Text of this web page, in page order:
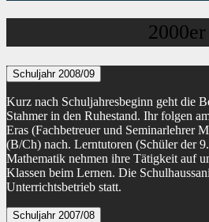
2000er
Schuljahr 2008/09
Kurz nach Schuljahresbeginn geht die
Stahmer in den Ruhestand. Ihr folgen
Eras (Fachbetreuer und Seminarlehrer
(B/Ch) nach. Lerntutoren (Schüler der
Mathematik nehmen ihre Tätigkeit auf
Klassen beim Lernen. Die
Unterrichtsbetrieb statt.
Schuljahr 2007/08